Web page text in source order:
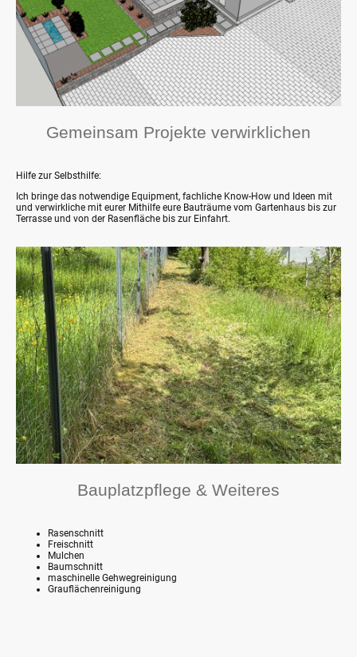
Gemeinsam Projekte verwirklichen
Hilfe zur Selbsthilfe:
Ich bringe das notwendige Equipment, fachliche Know-How und Ideen mit
und verwirkliche mit eurer Mithilfe eure Bauträume vom Gartenhaus bis zur
Terrasse und von der Rasenfläche bis zur Einfahrt.
Bauplatzpflege & Weiteres
Rasenschnitt
Freischnitt
Mulchen
Baumschnitt
maschinelle Gehwegreinigung
Grauflächenreinigung